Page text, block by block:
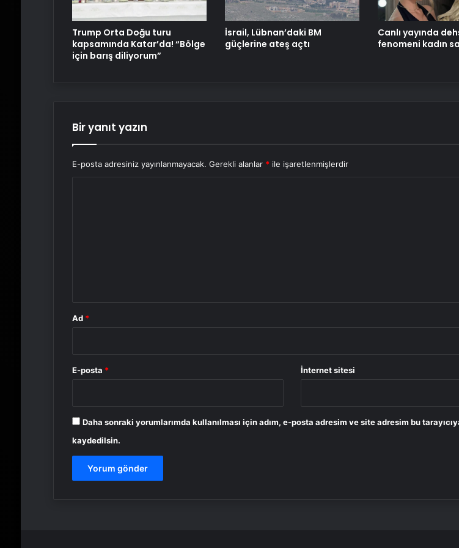
için büyük bir hafta
Trump Orta Doğu turu
kapsamında Katar’da! “Bölge
için barış diliyorum”
İsrail, Lübnan’daki BM
güçlerine ateş açtı
Canlı yayında
fenomeni kadın
Bir yanıt yazın
E-posta adresiniz yayınlanmayacak. Gerekli alanlar * ile işaretlenmişlerdir
Ad *
E-posta * İnternet sitesi
Daha sonraki yorumlarımda kullanılması için adım, e-posta adresim ve site adresim bu
kaydedilsin.